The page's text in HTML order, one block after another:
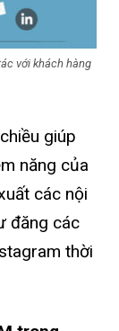
với khách hàng
giúp
năng của
các nội
đăng các
thời